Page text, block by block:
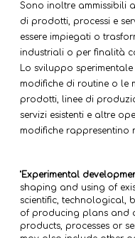
Sono inoltre ammissibili
di prodotti, processi e
essere impiegati o
industriali o per finalità
Lo sviluppo
modifiche di routine o le
prodotti, linee di
servizi esistenti e altre
modifiche rappresentino
"Experimental
shaping and using of
scientific, technological,
of producing plans and
products, processes or